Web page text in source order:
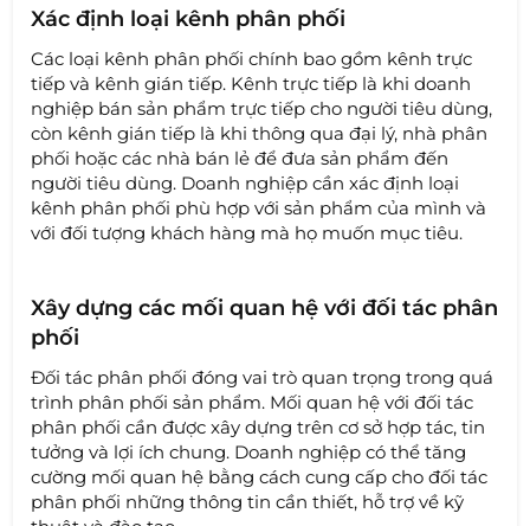
Xác định loại kênh phân phối
Các loại kênh phân phối chính bao gồm kênh trực
tiếp và kênh gián tiếp. Kênh trực tiếp là khi doanh
nghiệp bán sản phẩm trực tiếp cho người tiêu dùng,
còn kênh gián tiếp là khi thông qua đại lý, nhà phân
phối hoặc các nhà bán lẻ để đưa sản phẩm đến
người tiêu dùng. Doanh nghiệp cần xác định loại
kênh phân phối phù hợp với sản phẩm của mình và
với đối tượng khách hàng mà họ muốn mục tiêu.
Xây dựng các mối quan hệ với đối tác phân
phối
Đối tác phân phối đóng vai trò quan trọng trong quá
trình phân phối sản phẩm. Mối quan hệ với đối tác
phân phối cần được xây dựng trên cơ sở hợp tác, tin
tưởng và lợi ích chung. Doanh nghiệp có thể tăng
cường mối quan hệ bằng cách cung cấp cho đối tác
phân phối những thông tin cần thiết, hỗ trợ về kỹ